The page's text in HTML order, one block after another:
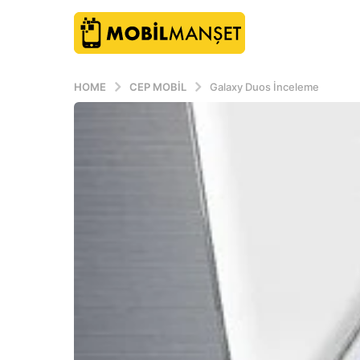
HOME CEP MOBIL Galaxy Duos İnceleme